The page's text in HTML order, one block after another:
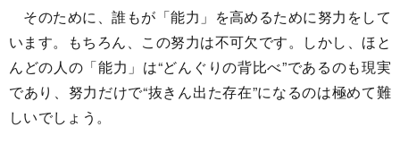
そのために、誰もが「能力」を高めるために努力をして
います。もちろん、この努力は不可欠です。しかし、ほと
んどの人の「能力」は“どんぐりの背比べ”であるのも現実
であり、努力だけで“抜きん出た存在”になるのは極めて難
しいでしょう。